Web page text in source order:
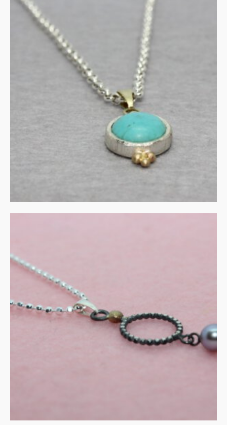
Amazoniet in zilver met
gouden details
€140.00
IN WINKELMAND
Grijze parel in zilver met
gouden accent
€135.00